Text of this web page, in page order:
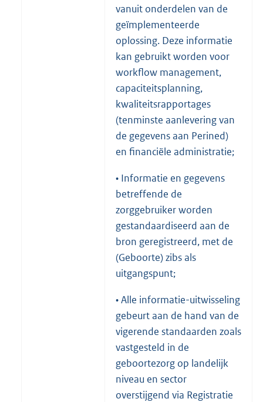
vanuit onderdelen van de
geïmplementeerde
oplossing. Deze informatie
kan gebruikt worden voor
workflow management,
capaciteitsplanning,
kwaliteitsrapportages
(tenminste aanlevering van
de gegevens aan Perined)
en financiële administratie;
• Informatie en gegevens
betreffende de
zorggebruiker worden
gestandaardiseerd aan de
bron geregistreerd, met de
(Geboorte) zibs als
uitgangspunt;
• Alle informatie-uitwisseling
gebeurt aan de hand van de
vigerende standaarden zoals
vastgesteld in de
geboortezorg op landelijk
niveau en sector
overstijgend via Registratie